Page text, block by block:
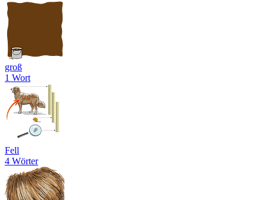
groß
1 Wort
Fell
4 Wörter